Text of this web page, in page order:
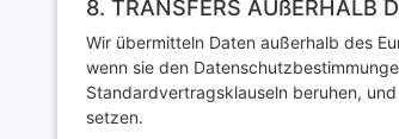
8. TRANSFERS AUßERHALB
Wir übermitteln Daten außerhalb des
wenn sie den
Standardvertragsklauseln beruhen,
setzen.